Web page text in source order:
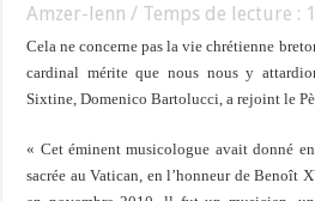
Amzer-lenn / Temps de lecture : 1
Cela ne concerne pas la vie chrétienne
cardinal mérite que nous nous y
Sixtine, Domenico Bartolucci, a rejoint le
« Cet éminent musicologue avait donné
sacrée au Vatican, en l’honneur de Benoît